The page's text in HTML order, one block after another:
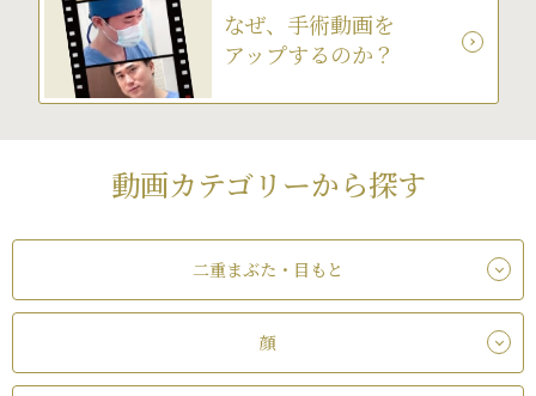
なぜ、手術動画を
アップするのか？
動画カテゴリーから探す
二重まぶた・目もと
顔